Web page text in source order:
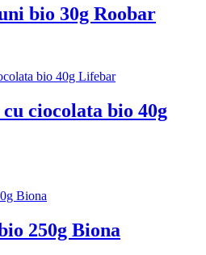
bio 30g Roobar
ciocolata bio 40g
250g Biona